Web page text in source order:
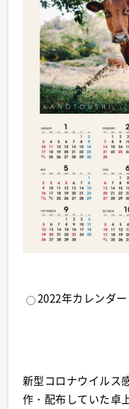
2022年カレンダー
新型コロナウイルス
作・配布していた卓